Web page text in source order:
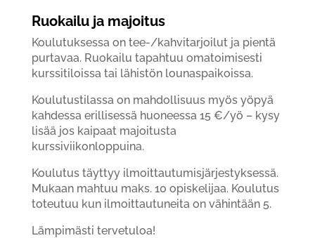
Ruokailu ja majoitus
Koulutuksessa on tee-/kahvitarjoilut ja pientä
purtavaa. Ruokailu tapahtuu omatoimisesti
kurssitiloissa tai lähistön lounaspaikoissa.
Koulutustilassa on mahdollisuus myös yöpyä
kahdessa erillisessä huoneessa 15 €/yö – kysy
lisää jos kaipaat majoitusta
kurssiviikonloppuina.
Koulutus täyttyy ilmoittautumisjärjestyksessä.
Mukaan mahtuu maks. 10 opiskelijaa. Koulutus
toteutuu kun ilmoittautuneita on vähintään 5.
Lämpimästi tervetuloa!